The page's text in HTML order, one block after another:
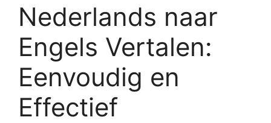
Nederlands naar
Engels Vertalen:
Eenvoudig en
Effectief